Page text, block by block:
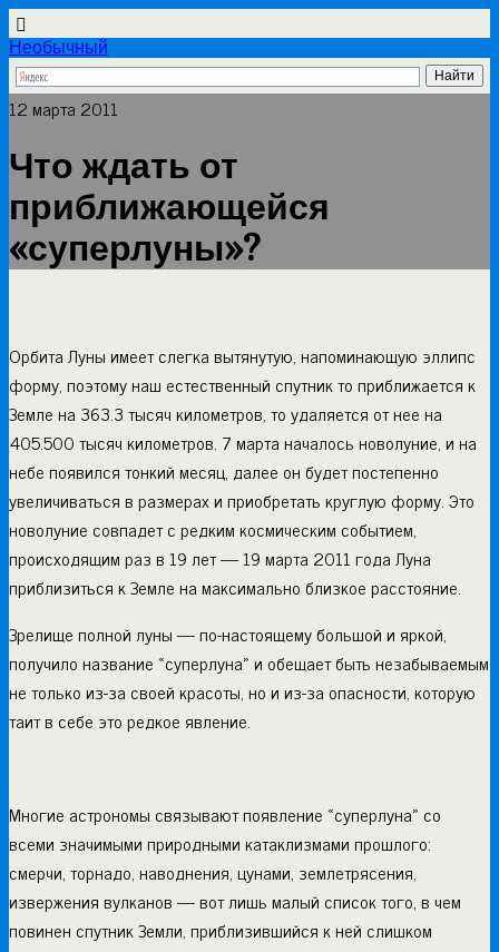
Необычный
12 марта 2011
Что ждать от
приближающейся
«суперлуны»?
Орбита Луны имеет слегка вытянутую, напоминающую эллипс
форму, поэтому наш естественный спутник то приближается к
Земле на 363.3 тысяч километров, то удаляется от нее на
405.500 тысяч километров. 7 марта началось новолуние, и на
небе появился тонкий месяц, далее он будет постепенно
увеличиваться в размерах и приобретать круглую форму. Это
новолуние совпадет с редким космическим событием,
происходящим раз в 19 лет — 19 марта 2011 года Луна
приблизиться к Земле на максимально близкое расстояние.
Зрелище полной луны — по-настоящему большой и яркой,
получило название «суперлуна» и обещает быть незабываемым
не только из-за своей красоты, но и из-за опасности, которую
таит в себе это редкое явление.
Многие астрономы связывают появление «суперлуна» со
всеми значимыми природными катаклизмами прошлого:
смерчи, торнадо, наводнения, цунами, землетрясения,
извержения вулканов — вот лишь малый список того, в чем
повинен спутник Земли, приблизившийся к ней слишком